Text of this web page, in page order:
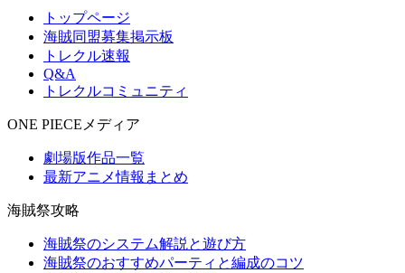
トップページ
海賊同盟募集掲示板
トレクル速報
Q&A
トレクルコミュニティ
ONE PIECEメディア
劇場版作品一覧
最新アニメ情報まとめ
海賊祭攻略
海賊祭のシステム解説と遊び方
海賊祭のおすすめパーティと編成のコツ